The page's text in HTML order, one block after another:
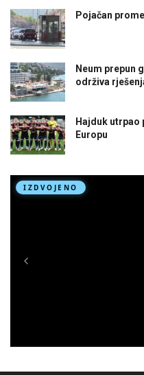
Pojačan
Neum prepun
održiva
Hajduk utrpao
Europu